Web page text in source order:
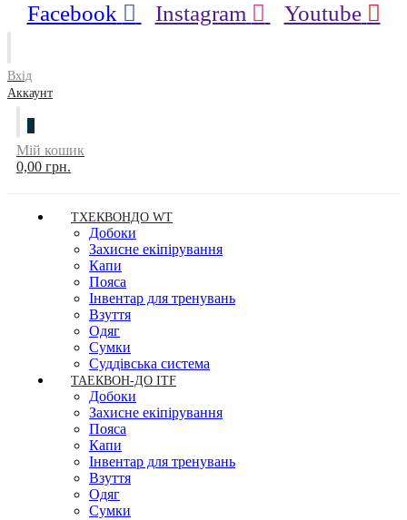
Facebook Instagram Youtube
Вхід
Аккаунт
0
Мій кошик
0,00 грн.
ТХЕКВОНДО WT
Добоки
Захисне екіпірування
Капи
Пояса
Інвентар для тренувань
Взуття
Одяг
Сумки
Суддівська система
ТАЕКВОН-ДО ITF
Добоки
Захисне екіпірування
Пояса
Капи
Інвентар для тренувань
Взуття
Одяг
Сумки